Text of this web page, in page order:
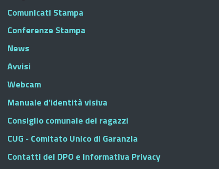
Comunicati Stampa
Conferenze Stampa
News
Avvisi
Webcam
Manuale d'identità visiva
Consiglio comunale dei ragazzi
CUG - Comitato Unico di Garanzia
Contatti del DPO e Informativa Privacy